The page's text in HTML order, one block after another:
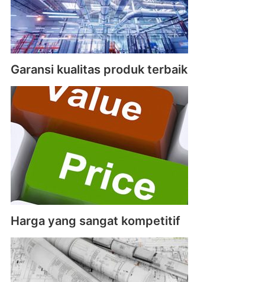
Garansi kualitas produk terbaik
Harga yang sangat kompetitif